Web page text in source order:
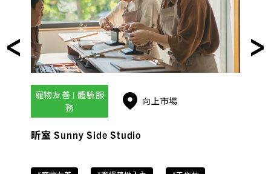
寵物友善 | 體驗服
務
向上市場
昕室 Sunny Side Studio